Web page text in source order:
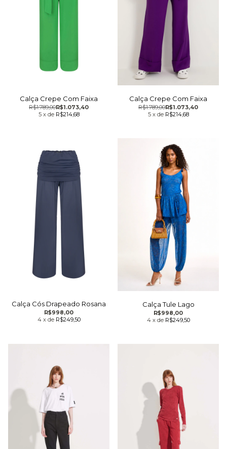
Calça Crepe Com Faixa
R$1.073,40
R$1.789,00
5 x de R$214,68
Calça Crepe Com Faixa
R$1.073,40
R$1.789,00
5 x de R$214,68
Calça Cós Drapeado Rosana
R$998,00
4 x de R$249,50
Calça Tule Lago
R$998,00
4 x de R$249,50